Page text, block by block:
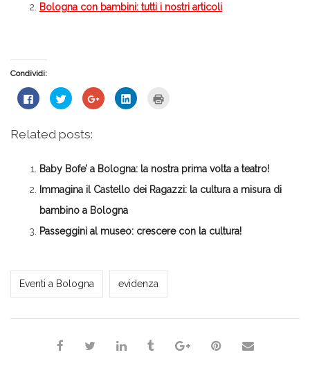
Bologna con bambini: tutti i nostri articoli
Condividi:
Fai
clic
su
Facebook
in
una
finestra)
Fai
clic
condividere
su
apre
in
nuova
finestra)
Fai
clic
apre
in
nuova
finestra)
Fai
clic
apre
in
nuova
finestra)
una
nuova
Related posts:
Baby Bofe’ a Bologna: la nostra prima volta a teatro!
Immagina il Castello dei Ragazzi: la cultura a misura di
bambino a Bologna
Passeggini al museo: crescere con la cultura!
Milena Marchioni
Eventi a Bologna
evidenza